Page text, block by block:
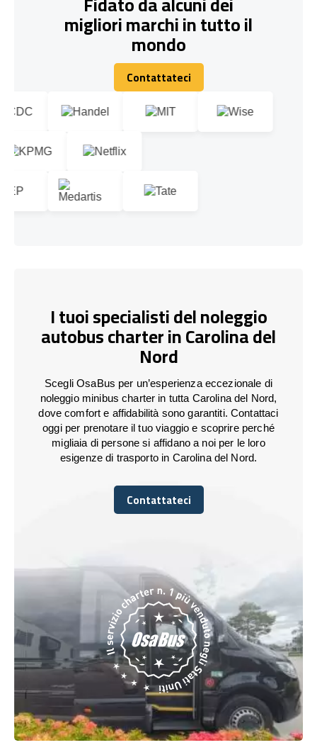
migliori marchi in tutto il
mondo
Contattateci
Contattateci
I tuoi specialisti del noleggio
autobus charter in Carolina del
Nord
Scegli OsaBus per un’esperienza eccezionale di
noleggio minibus charter in tutta Carolina del Nord,
dove comfort e affidabilità sono garantiti. Contattaci
oggi per prenotare il tuo viaggio e scoprire perché
migliaia di persone si affidano a noi per le loro
esigenze di trasporto in Carolina del Nord.
Contattateci
Contattateci